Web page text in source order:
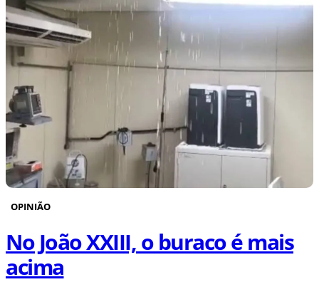
OPINIÃO
No João XXIII, o buraco é mais
acima